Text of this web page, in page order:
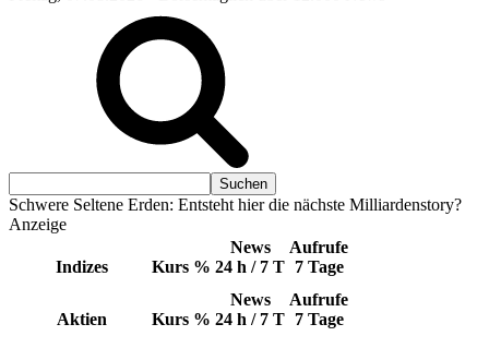
Schwere Seltene Erden: Entsteht hier die nächste Milliardenstory?
Anzeige
Indizes Kurs %
News
24 h / 7 T
Aufrufe
7 Tage
Aktien Kurs %
News
24 h / 7 T
Aufrufe
7 Tage